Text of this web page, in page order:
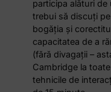
participa alături
trebui să discuți
bogăția și
capacitatea de a
(fără divagații –
Cambridge la
tehnicile de